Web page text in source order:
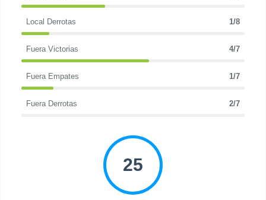
Local Derrotas 1/8
Fuera Victorias 4/7
Fuera Empates 1/7
Fuera Derrotas 2/7
25